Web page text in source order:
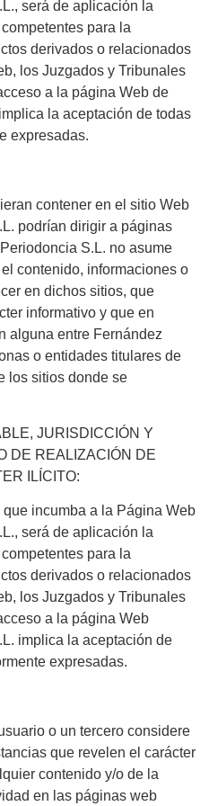
será de aplicación la
para la
derivados o relacionados
los Juzgados y Tribunales
a la página Web de
la aceptación de todas
expresadas.
contener en el sitio Web
podrían dirigir a páginas
S.L. no asume
contenido, informaciones o
en dichos sitios, que
informativo y que en
alguna entre Fernández
o entidades titulares de
los sitios donde se
JURISDICCIÓN Y
DE REALIZACIÓN DE
ILÍCITO:
incumba a la Página Web
será de aplicación la
para la
derivados o relacionados
los Juzgados y Tribunales
a la página Web
implica la aceptación de
expresadas.
o un tercero considere
que revelen el carácter
contenido y/o de la
en las páginas web